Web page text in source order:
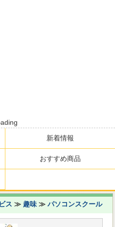
新着情報
おすすめ商品
ス ≫ 趣味 ≫パソコンスクール